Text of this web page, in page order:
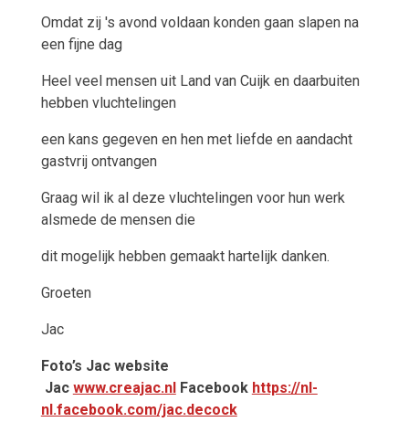
Omdat zij 's avond voldaan konden gaan slapen na
een fijne dag
Heel veel mensen uit Land van Cuijk en daarbuiten
hebben vluchtelingen
een kans gegeven en hen met liefde en aandacht
gastvrij ontvangen
Graag wil ik al deze vluchtelingen voor hun werk
alsmede de mensen die
dit mogelijk hebben gemaakt hartelijk danken.
Groeten
Jac
Foto’s Jac website
Jac www.creajac.nl Facebook https://nl-
nl.facebook.com/jac.decock